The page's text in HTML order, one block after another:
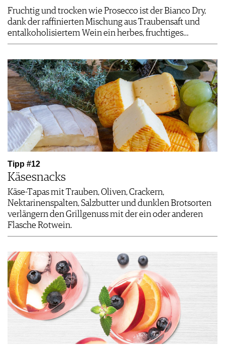
Fruchtig und trocken wie Prosecco ist der Bianco Dry,
dank der raffinierten Mischung aus Traubensaft und
entalkoholisiertem Wein ein herbes, fruchtiges…
Tipp #12
Käsesnacks
Käse-Tapas mit Trauben, Oliven, Crackern,
Nektarinenspalten, Salzbutter und dunklen Brotsorten
verlängern den Grillgenuss mit der ein oder anderen
Flasche Rotwein.